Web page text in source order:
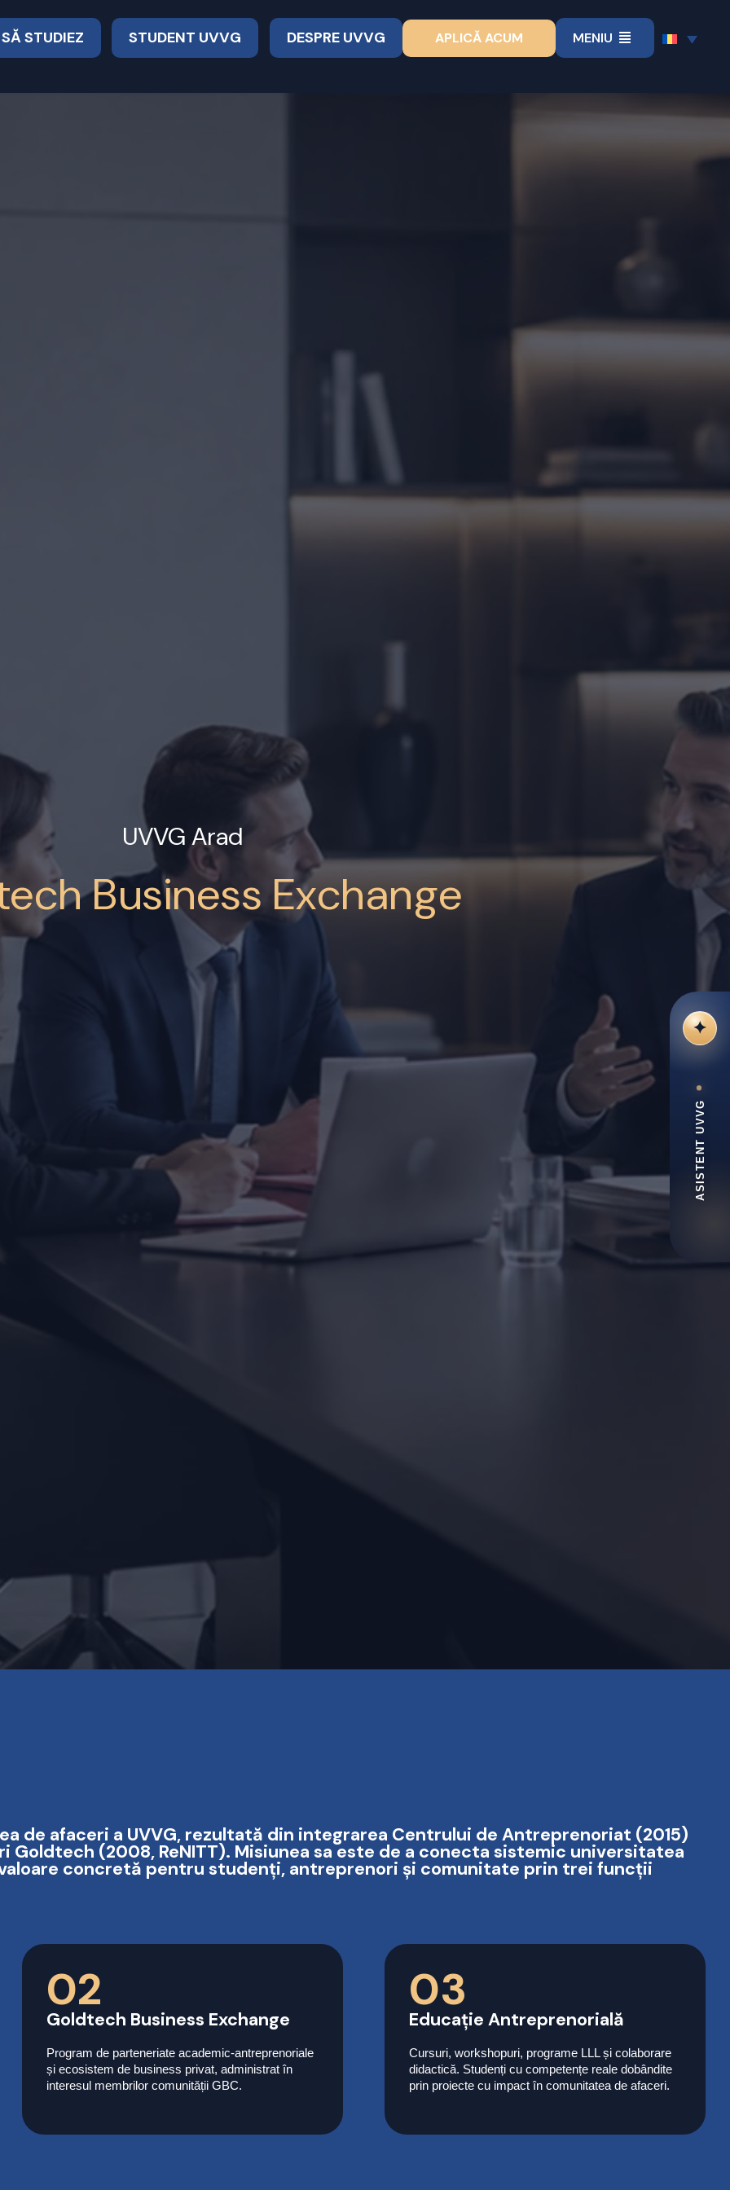
STUDIEZ STUDENT UVVG DESPRE UVVG APLICĂ ACUM MENIU
UVVG Arad
Business Exchange
de afaceri a UVVG, rezultată din integrarea Centrului de Antreprenoriat (2015)
Goldtech (2008, ReNITT). Misiunea sa este de a conecta sistemic universitatea
concretă pentru studenți, antreprenori și comunitate prin trei funcții
02
Goldtech Business Exchange
Program de parteneriate academic-antreprenoriale
și ecosistem de business privat, administrat în
interesul membrilor comunității GBC.
03
Educație Antreprenorială
Cursuri, workshopuri, programe LLL și colaborare
didactică. Studenți cu competențe reale dobândite
prin proiecte cu impact în comunitatea de afaceri.